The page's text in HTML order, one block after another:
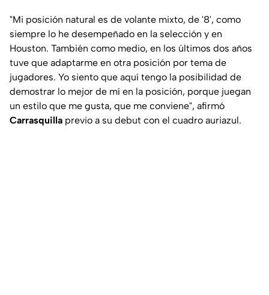
"Mi posición natural es de volante mixto, de '8', como
siempre lo he desempeñado en la selección y en
Houston. También como medio, en los últimos dos años
tuve que adaptarme en otra posición por tema de
jugadores. Yo siento que aquí tengo la posibilidad de
demostrar lo mejor de mí en la posición, porque juegan
un estilo que me gusta, que me conviene", afirmó
Carrasquilla previo a su debut con el cuadro auriazul.